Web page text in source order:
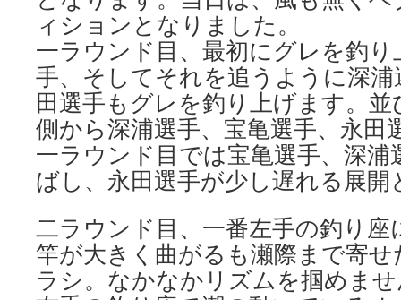
ィションとなりました。
一ラウンド目、最初にグレを釣
手、そしてそれを追うように深
田選手もグレを釣り上げます。
側から深浦選手、宝亀選手、永田
一ラウンド目では宝亀選手、深浦
ばし、永田選手が少し遅れる展
二ラウンド目、一番左手の釣り座
竿が大きく曲がるも瀬際まで寄
ラシ。なかなかリズムを掴めま